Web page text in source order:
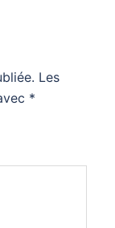
Les
*